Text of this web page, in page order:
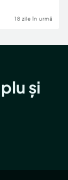
18 zile în urmă
și